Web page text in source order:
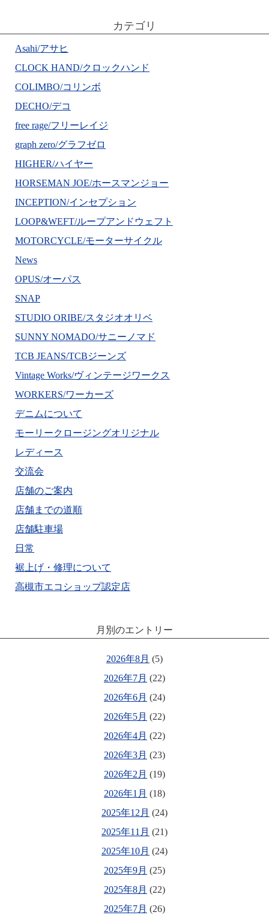
カテゴリ
Asahi/アサヒ
CLOCK HAND/クロックハンド
COLIMBO/コリンボ
DECHO/デコ
free rage/フリーレイジ
graph zero/グラフゼロ
HIGHER/ハイヤー
HORSEMAN JOE/ホースマンジョー
INCEPTION/インセプション
LOOP&WEFT/ループアンドウェフト
MOTORCYCLE/モーターサイクル
News
OPUS/オーパス
SNAP
STUDIO ORIBE/スタジオオリベ
SUNNY NOMADO/サニーノマド
TCB JEANS/TCBジーンズ
Vintage Works/ヴィンテージワークス
WORKERS/ワーカーズ
デニムについて
モーリークロージングオリジナル
レディース
交流会
店舗のご案内
店舗までの道順
店舗駐車場
日常
裾上げ・修理について
高槻市エコショップ認定店
月別のエントリー
2026年8月 (5)
2026年7月 (22)
2026年6月 (24)
2026年5月 (22)
2026年4月 (22)
2026年3月 (23)
2026年2月 (19)
2026年1月 (18)
2025年12月 (24)
2025年11月 (21)
2025年10月 (24)
2025年9月 (25)
2025年8月 (22)
2025年7月 (26)